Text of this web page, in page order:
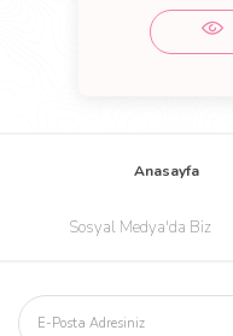
Anasayfa
Sosyal Medya'da Biz